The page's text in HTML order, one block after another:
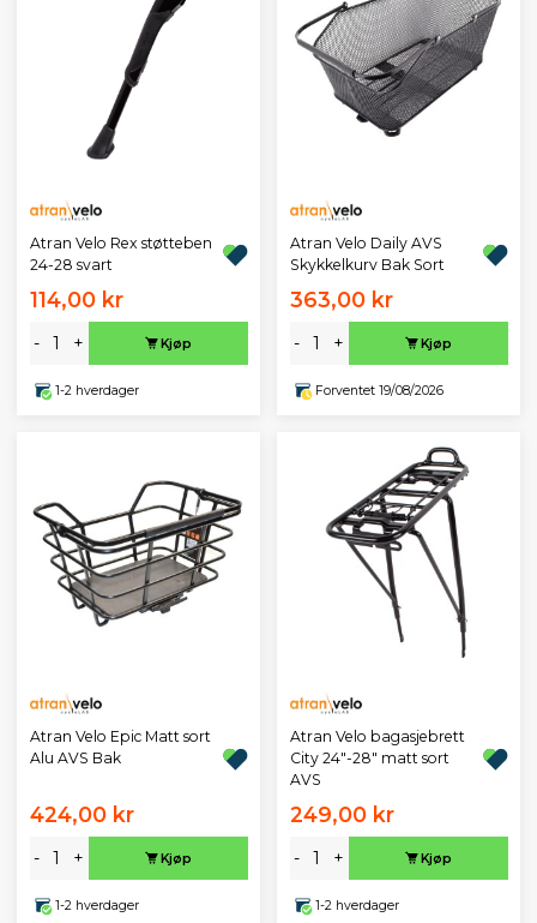
Atran Velo Rex støtteben
24-28 svart
114,00 kr
- + Kjøp
1-2 hverdager
Atran Velo Daily AVS
Skykkelkurv Bak Sort
363,00 kr
- + Kjøp
Forventet 19/08/2026
Atran Velo Epic Matt sort
Alu AVS Bak
424,00 kr
- + Kjøp
1-2 hverdager
Atran Velo bagasjebrett
City 24"-28" matt sort
AVS
249,00 kr
- + Kjøp
1-2 hverdager